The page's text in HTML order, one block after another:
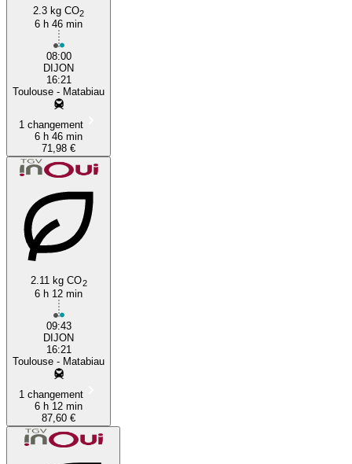
2.3 kg CO2
6 h 46 min
08:00
DIJON
16:21
Toulouse - Matabiau
1 changement
6 h 46 min
71,98 €
2.11 kg CO2
6 h 12 min
09:43
DIJON
16:21
Toulouse - Matabiau
1 changement
6 h 12 min
87,60 €